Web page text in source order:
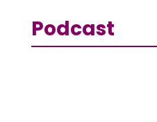
Podcast